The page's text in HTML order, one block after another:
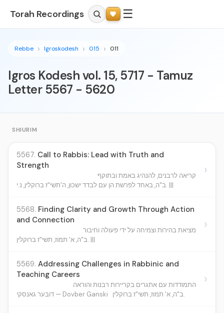
Torah Recordings ☰
Rebbe Igroskodesh 015 011
Igros Kodesh vol. 15, 5717 - Tamuz
Letter 5567 - 5620
SHIURIM
5567. Call to Rabbis: Lead with Truth and
Strength
קריאה לרבנים, להנהיג באמת ובתוקף
ב"ה, באחד לפרשת הן עם לבדד ישכון, ה'תשי"ז ברוקלין, נ.י. |||
›
5568. Finding Clarity and Growth Through Action
and Connection
מציאת בהירות וצמיחה על ידי פעולה וחיבור
ב"ה, א' תמוז, תשי"ז ברוקלין. |||
›
5569. Addressing Challenges in Rabbinic and
Teaching Careers
התמודדות עם אתגרים בקריירות רבנות והוראה
דובער גאנסקי — Dovber Ganski
ב"ה, א' תמוז, תשי"ז ברוקלין.
›